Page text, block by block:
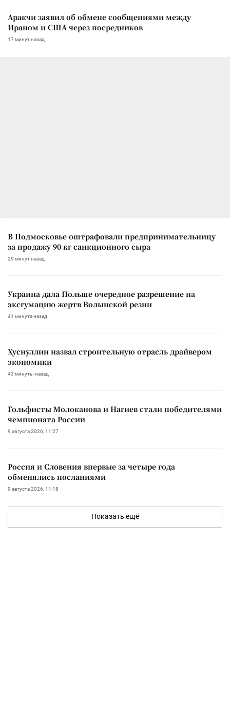
Аракчи заявил об обмене сообщениями между
Ираном и США через посредников
17 минут назад
В Подмосковье оштрафовали предпринимательницу
за продажу 90 кг санкционного сыра
29 минут назад
Украина дала Польше очередное разрешение на
эксгумацию жертв Волынской резни
41 минута назад
Хуснуллин назвал строительную отрасль драйвером
экономики
43 минуты назад
Гольфисты Молоканова и Нагиев стали победителями
чемпионата России
9 августа 2026, 11:27
Россия и Словения впервые за четыре года
обменялись посланиями
9 августа 2026, 11:18
Показать ещё